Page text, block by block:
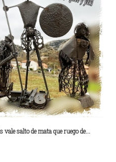
vale salto de mata que ruego de...